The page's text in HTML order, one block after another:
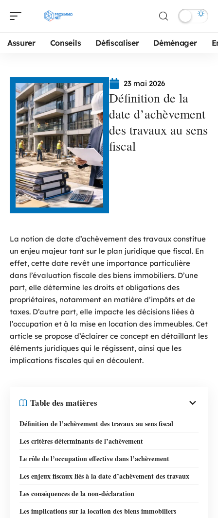
Assurer Conseils Défiscaliser Déménager
23 mai 2026
Définition de la
date d’achèvement
des travaux au sens
fiscal
La notion de date d’achèvement des travaux constitue
un enjeu majeur tant sur le plan juridique que fiscal. En
effet, cette date revêt une importance particulière
dans l’évaluation fiscale des biens immobiliers. D’une
part, elle détermine les droits et obligations des
propriétaires, notamment en matière d’impôts et de
taxes. D’autre part, elle impacte les décisions liées à
l’occupation et à la mise en location des immeubles. Cet
article se propose d’éclairer ce concept en détaillant les
éléments juridiques qui le régissent, ainsi que les
implications fiscales qui en découlent.
Table des matières
Définition de l’achèvement des travaux au sens fiscal
Les critères déterminants de l’achèvement
Le rôle de l’occupation effective dans l’achèvement
Les enjeux fiscaux liés à la date d’achèvement des travaux
Les conséquences de la non-déclaration
Les implications sur la location des biens immobiliers